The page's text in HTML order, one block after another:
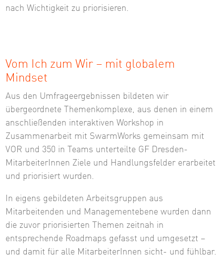
nach Wichtigkeit zu priorisieren.
Vom Ich zum Wir – mit globalem
Mindset
Aus den Umfrageergebnissen bildeten wir
übergeordnete Themenkomplexe, aus denen in einem
anschließenden interaktiven Workshop in
Zusammenarbeit mit SwarmWorks gemeinsam mit
VOR und 350 in Teams unterteilte GF Dresden-
MitarbeiterInnen Ziele und Handlungsfelder erarbeitet
und priorisiert wurden.
In eigens gebildeten Arbeitsgruppen aus
Mitarbeitenden und Managementebene wurden dann
die zuvor priorisierten Themen zeitnah in
entsprechende Roadmaps gefasst und umgesetzt –
und damit für alle MitarbeiterInnen sicht- und fühlbar.